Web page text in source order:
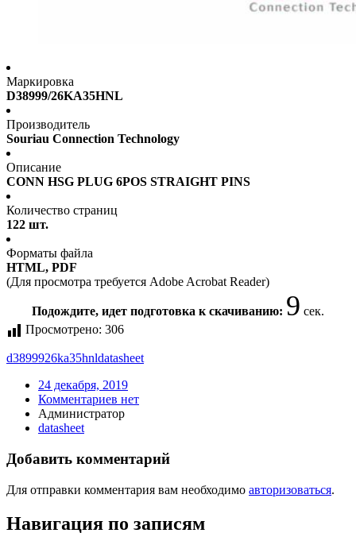
Маркировка
D38999/26KA35HNL
Производитель
Souriau Connection Technology
Описание
CONN HSG PLUG 6POS STRAIGHT PINS
Количество страниц
122 шт.
Форматы файла
HTML, PDF
(Для просмотра требуется Adobe Acrobat Reader)
Подождите, идет подготовка к скачиванию: 9 сек.
Просмотрено: 306
d3899926ka35hnldatasheet
24 декабря, 2019
Комментариев нет
Администратор
datasheet
Добавить комментарий
Для отправки комментария вам необходимо авторизоваться.
Навигация по записям